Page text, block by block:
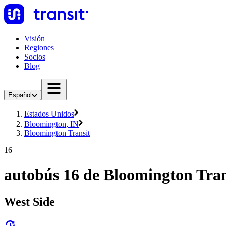
Visión
Regiones
Socios
Blog
Español
Estados Unidos
Bloomington, IN
Bloomington Transit
16
autobús 16 de Bloomington
West Side